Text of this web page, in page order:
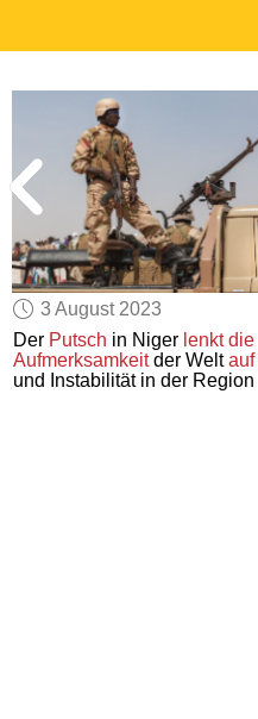
3 August 2023
Der Putsch in Niger lenkt die
Aufmerksamkeitder Welt
und Instabilität in der Region